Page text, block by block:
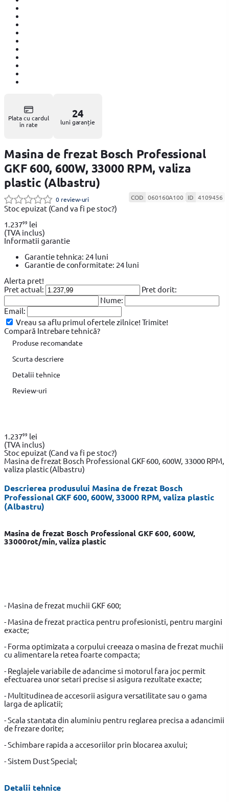
Plata cu cardul
în rate
24
luni garanție
Masina de frezat Bosch Professional
GKF 600, 600W, 33000 RPM, valiza
plastic (Albastru)
0 review-uri COD 060160A100 ID 4109456
Stoc epuizat (Cand va fi pe stoc?)
1.23799 lei
(TVA inclus)
Informatii garantie
Garantie tehnica: 24 luni
Garantie de conformitate: 24 luni
Alerta pret!
Pret actual:
Pret dorit:
Nume:
Email:
Vreau sa aflu primul ofertele zilnice! Trimite!
Compară Intrebare tehnică?
Produse recomandate
Scurta descriere
Detalii tehnice
Review-uri
1.23799 lei
(TVA inclus)
Stoc epuizat (Cand va fi pe stoc?)
Masina de frezat Bosch Professional GKF 600, 600W, 33000 RPM,
valiza plastic (Albastru)
Descrierea produsului Masina de frezat Bosch
Professional GKF 600, 600W, 33000 RPM, valiza plastic
(Albastru)
Masina de frezat Bosch Professional GKF 600, 600W,
33000rot/min, valiza plastic
- Masina de frezat muchii GKF 600;
- Masina de frezat practica pentru profesionisti, pentru margini
exacte;
- Forma optimizata a corpului creeaza o masina de frezat muchii
cu alimentare la retea foarte compacta;
- Reglajele variabile de adancime si motorul fara joc permit
efectuarea unor setari precise si asigura rezultate exacte;
- Multitudinea de accesorii asigura versatilitate sau o gama
larga de aplicatii;
- Scala stantata din aluminiu pentru reglarea precisa a adancimii
de frezare dorite;
- Schimbare rapida a accesoriilor prin blocarea axului;
- Sistem Dust Special;
Detalii tehnice